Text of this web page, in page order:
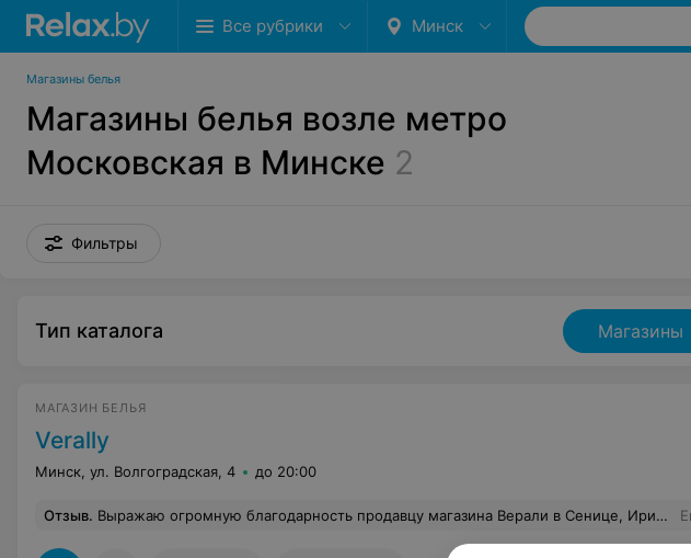
Все рубрики Минск
Магазины белья
Магазины белья возле метро
Московская в Минске 2
Фильтры
Тип каталога Магазины
МАГАЗИН БЕЛЬЯ
Verally
Минск, ул. Волгоградская, 4 до 20:00
Отзыв. Выражаю огромную благодарность продавцу магазина Верали в Сенице, Ирине . 18.06.25 г.я зашла в указанный магазин, чтобы присмотреть своей дочери- подростку первый в жизни бюстик...Дочь, конечно, очень стеснялась поначалу, но Ирина со своей искренней добротой, смогла быстро раскрепостить мою красотку, и уже через несколько минут ,дочь , выбрав себе несколько моделей, сияла от счастья) Поняв, что Ирина- профессионал своего дела, я решила и себе приобрести бюстгалтер..т.к.из- за специфической формы груди, мне очень трудно что- то подобрать... Умничка Ирина и меня быстренько "принарядила" (smiley), с лёгкостью подобрав нужные модель и размер . В итоге мы приобрели 5 единиц белья... Примеряя с дочкой дома свои обновки, вспоминали Ирину добрым словом...и решили написать слова благодарности... Спасибо вам большое за вашу работу, профессионализм и человечное отношение к покупателям) Теперь за бельѣм только к вам)